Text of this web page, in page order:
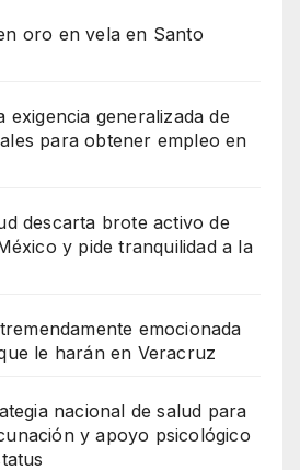
oro en vela en Santo
exigencia generalizada de
para obtener empleo en
descarta brote activo de
y pide tranquilidad a la
emocionada
le harán en Veracruz
nacional de salud para
y apoyo psicológico